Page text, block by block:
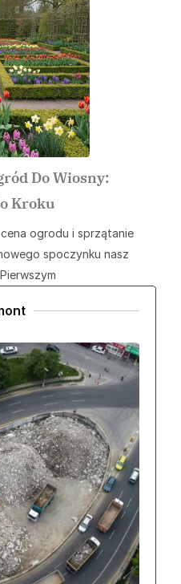
Do Wiosny:
Kroku
ogrodu i sprzątanie
spoczynku nasz